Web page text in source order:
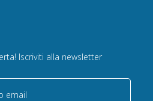
Iscriviti alla newsletter
email